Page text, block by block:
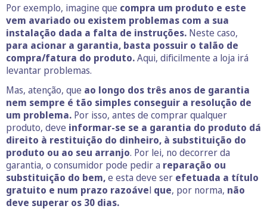
Por exemplo, imagine que compra um produto e este
vem avariado ou existem problemas com a sua
instalação dada a falta de instruções. Neste caso,
para acionar a garantia, basta possuir o talão de
compra/fatura do produto.Aqui, dificilmente a loja irá
levantar problemas.
Mas, atenção, que ao longo dos três anos de garantia
nem sempre é tão simples conseguir a resolução de
um problema. Por isso, antes de comprar qualquer
produto, deve informar-se se a garantia do produto dá
direito à restituição do dinheiro, à substituição do
produto ou ao seu arranjo. Por lei, no decorrer da
garantia, o consumidor pode pedir a reparação ou
substituição do bem,e esta deve ser efetuada a título
gratuito e num prazo razoável que, por norma, não
deve superar os 30 dias.